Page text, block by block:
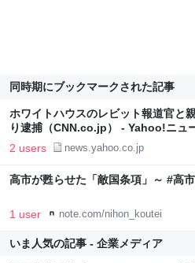
同時期にブックマークされた記事
ホワイトハウスのレビット報道官と
り逮捕（CNN.co.jp） - Yahoo!ニュ
2 users news.yahoo.co.jp
高市が甦らせた「敵国条項」～ #高
1 user note.com/nihon_koutei
いま人気の記事 - 企業メディア